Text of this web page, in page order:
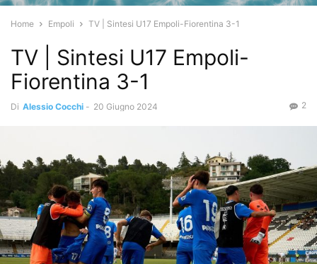
Home Empoli TV | Sintesi U17 Empoli-Fiorentina 3-1
TV | Sintesi U17 Empoli-
Fiorentina 3-1
Di Alessio Cocchi - 20 Giugno 2024 2